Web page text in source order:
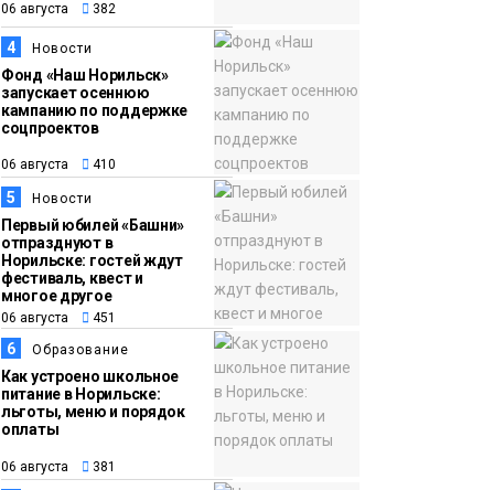
Животные
закрыли из-за
появления медведя
12:25
06 августа
Проекты
Медиакомпании
Барнаул обошёл
Красноярск в
списке городов,
откуда приехали
норильчане
06 августа 382
4 Новости
Фонд «Наш Норильск»
запускает осеннюю
кампанию по поддержке
соцпроектов
06 августа 410
5 Новости
Первый юбилей «Башни»
отпразднуют в
Норильске: гостей ждут
фестиваль, квест и
многое другое
06 августа 451
6 Образование
Как устроено школьное
питание в Норильске:
льготы, меню и порядок
оплаты
06 августа 381